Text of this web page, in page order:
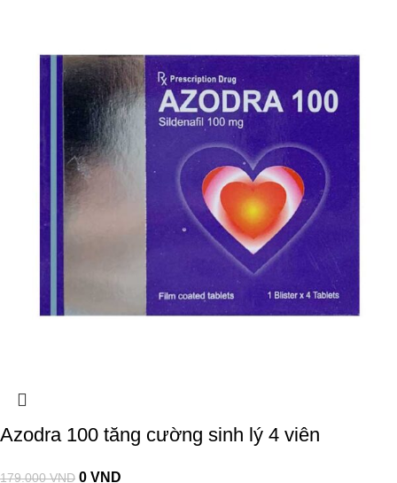
Azodra 100 tăng cường sinh lý 4 viên
179.000VND 0VND